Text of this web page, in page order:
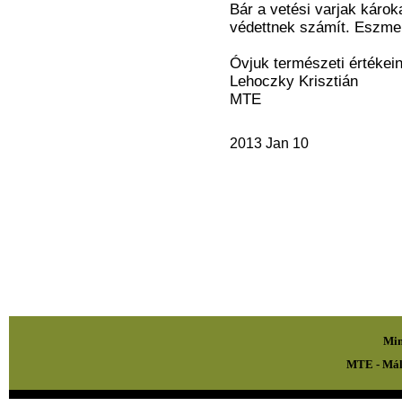
Bár a vetési varjak
védettnek számít.
Óvjuk természeti
Lehoczky Krisztián
MTE
2013 Jan 10
MTE -